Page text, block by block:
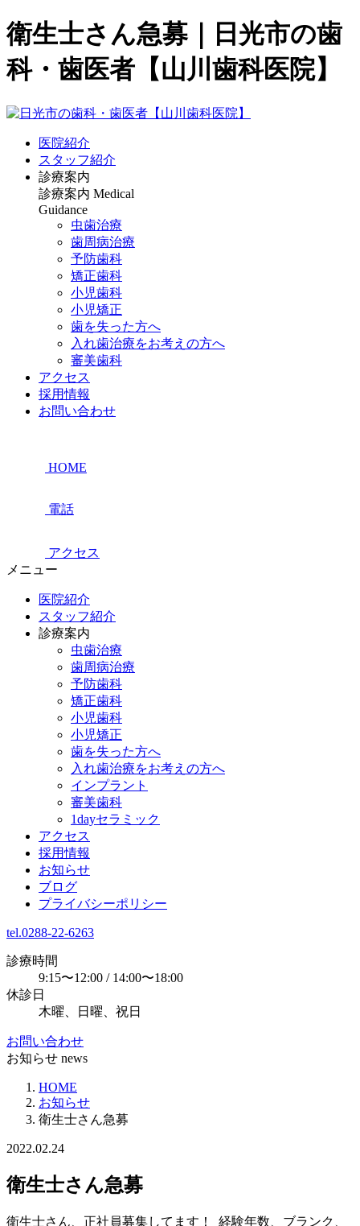
衛生士さん急募｜日光市の歯
科・歯医者【山川歯科医院】
医院紹介
スタッフ紹介
診療案内
診療案内 Medical
Guidance
虫歯治療
歯周病治療
予防歯科
矯正歯科
小児歯科
小児矯正
歯を失った方へ
入れ歯治療をお考えの方へ
審美歯科
アクセス
採用情報
お問い合わせ
HOME
電話
アクセス
メニュー
医院紹介
スタッフ紹介
診療案内
虫歯治療
歯周病治療
予防歯科
矯正歯科
小児歯科
小児矯正
歯を失った方へ
入れ歯治療をお考えの方へ
インプラント
審美歯科
1dayセラミック
アクセス
採用情報
お知らせ
ブログ
プライバシーポリシー
tel.0288-22-6263
診療時間
9:15〜12:00 / 14:00〜18:00
休診日
木曜、日曜、祝日
お問い合わせ
お知らせ news
HOME
お知らせ
衛生士さん急募
2022.02.24
衛生士さん急募
衛生士さん、正社員募集してます！ 経験年数、ブランク、